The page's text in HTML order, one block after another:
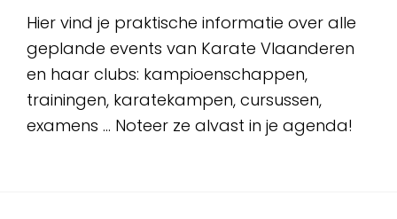
Hier vind je praktische informatie over alle
geplande events van Karate Vlaanderen
en haar clubs: kampioenschappen,
trainingen, karatekampen, cursussen,
examens … Noteer ze alvast in je agenda!